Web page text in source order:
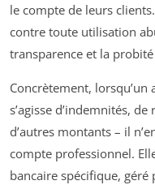
le compte de leurs
contre toute utilisation
transparence et la
Concrètement, lorsqu’un
s’agisse d’indemnités,
d’autres montants – il
compte professionnel.
bancaire spécifique, géré